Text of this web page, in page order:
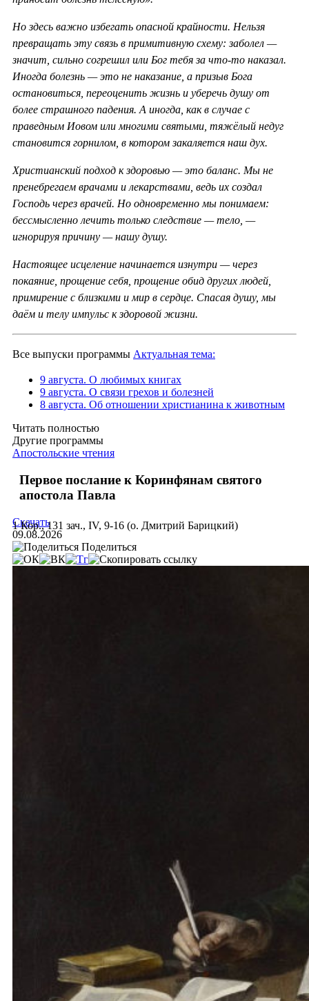
Но здесь важно избегать опасной крайности. Нельзя
превращать эту связь в примитивную схему: заболел —
значит, сильно согрешил или Бог тебя за что-то наказал.
Иногда болезнь — это не наказание, а призыв Бога
остановиться, переоценить жизнь и уберечь душу от
более страшного падения. А иногда, как в случае с
праведным Иовом или многими святыми, тяжёлый недуг
становится горнилом, в котором закаляется наш дух.
Христианский подход к здоровью — это баланс. Мы не
пренебрегаем врачами и лекарствами, ведь их создал
Господь через врачей. Но одновременно мы понимаем:
бессмысленно лечить только следствие — тело, —
игнорируя причину — нашу душу.
Настоящее исцеление начинается изнутри — через
покаяние, прощение себя, прощение обид других людей,
примирение с близкими и мир в сердце. Спасая душу, мы
даём и телу импульс к здоровой жизни.
Все выпуски программы Актуальная тема:
9 августа. О любимых книгах
9 августа. О связи грехов и болезней
8 августа. Об отношении христианина к животным
Читать полностью
Другие программы
Апостольские чтения
Первое послание к Коринфянам святого
апостола Павла
1 Кор., 131 зач., IV, 9-16 (о. Дмитрий Барицкий)
Скачать
09.08.2026
Поделиться